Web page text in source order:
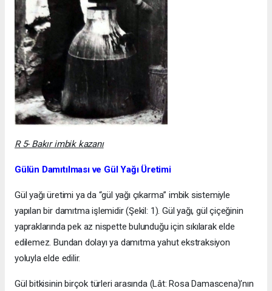
R 5- Bakır imbik kazanı
Gülün Damıtılması ve Gül Yağı Üretimi
Gül yağı üretimi ya da “gül yağı çıkarma” imbik sistemiyle
yapılan bir damıtma işlemidir (Şekil: 1). Gül yağı, gül çiçeğinin
yapraklarında pek az nispette bulunduğu için sıkılarak elde
edilemez. Bundan dolayı ya damıtma yahut ekstraksiyon
yoluyla elde edilir.
Gül bitkisinin birçok türleri arasında (Lât: Rosa Damascena)’nın